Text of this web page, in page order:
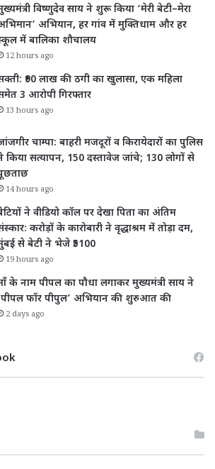
विष्णुदेव साय ने शुरू किया ‘मेरी बेटी–मेरा
अभियान, हर गांव में मुक्तिधाम और हर
में बालिका शौचालय
12 hours ago
₹90 लाख की ठगी का खुलासा, एक महिला
3 आरोपी गिरफ्तार
13 hours ago
चाम्पा: बाहरी मजदूरों व किरायेदारों का पुलिस
किया सत्यापन, 150 दस्तावेज जांचे; 130 लोगों से
14 hours ago
ने वीडियो कॉल पर देखा पिता का अंतिम
करोड़ों के कारोबारी ने वृद्धाश्रम में तोड़ा दम,
से बेटी ने भेजे ₹5100
19 hours ago
के नाम पीपल का पौधा लगाकर मुख्यमंत्री साय ने
फॉर पीपुल’ अभियान की शुरुआत की
2 days ago